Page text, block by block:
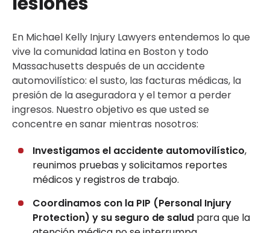
En Michael Kelly Injury Lawyers entendemos lo que
vive la comunidad latina en Boston y todo
Massachusetts después de un accidente
automovilístico: el susto, las facturas médicas, la
presión de la aseguradora y el temor a perder
ingresos. Nuestro objetivo es que usted se
concentre en sanar mientras nosotros:
Investigamos el accidente automovilístico,
reunimos pruebas y solicitamos reportes
médicos y registros de trabajo.
Coordinamos con la PIP (Personal Injury
Protection) y su seguro de salud para que la